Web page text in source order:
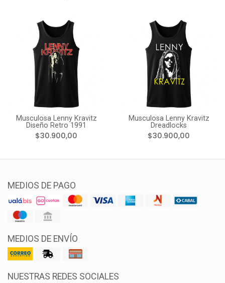
Musculosa Lenny Kravitz
Diseño Retro 1991
$30.900,00
Musculosa Lenny Kravitz
Dreadlocks
$30.900,00
MEDIOS DE PAGO
MEDIOS DE ENVÍO
NUESTRAS REDES SOCIALES